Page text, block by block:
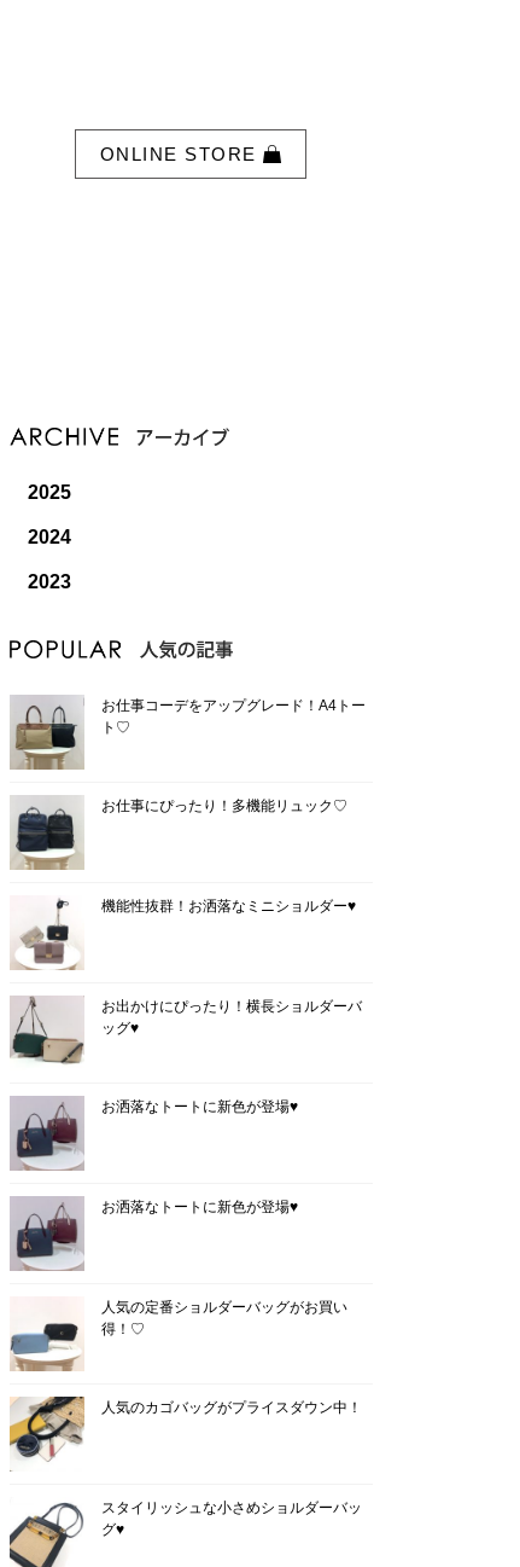
ONLINE STORE
2025
2024
2023
お仕事コーデをアップグレード！A4トー
ト♡
お仕事にぴったり！多機能リュック♡
機能性抜群！お洒落なミニショルダー♥
お出かけにぴったり！横長ショルダーバ
ッグ♥
お洒落なトートに新色が登場♥
お洒落なトートに新色が登場♥
人気の定番ショルダーバッグがお買い
得！♡
人気のカゴバッグがプライスダウン中！
スタイリッシュな小さめショルダーバッ
グ♥